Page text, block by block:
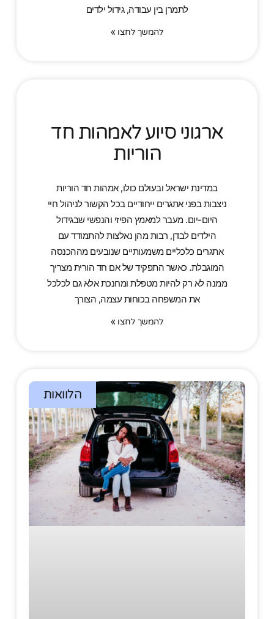
לתמרן בין עבודה, גידול ילדים
להמשך לחצו »
ארגוני סיוע לאמהות חד
הוריות
במדינת ישראל ובעולם כולו, אמהות חד הוריות
ניצבות בפני אתגרים ייחודיים בכל הקשור לניהול חיי
היום-יום. מעבר למאמץ הפיזי והנפשי שבגידול
הילדים לבדן, רבות מהן נאלצות להתמודד עם
אתגרים כלכליים משמעותיים שנובעים מההכנסה
המוגבלת. כאשר התפקיד של אם חד הורית מצריך
ממנה לא רק להיות מטפלת ומחנכת אלא גם לכלכל
את המשפחה בכוחות עצמה, הצורך
להמשך לחצו »
הלוואות